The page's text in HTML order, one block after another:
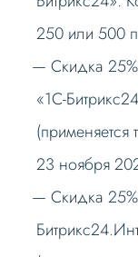
250 или 500
Скидка
«1С-
23 ноября
Скидка